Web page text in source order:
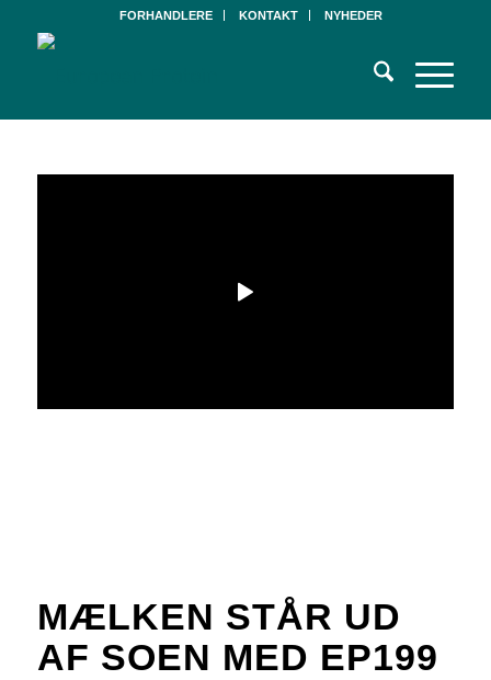
FORHANDLERE KONTAKT NYHEDER
MÆLKEN STÅR UD
AF SOEN MED EP199